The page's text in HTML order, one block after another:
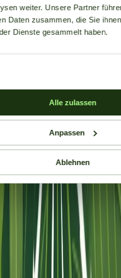
weiter. Unsere Partner
Daten zusammen, die Sie
Dienste gesammelt haben.
Alle zulassen
Anpassen
Ablehnen